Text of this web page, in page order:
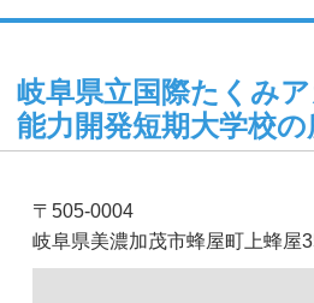
岐阜県立国際たくみ
能力開発短期大学校の
〒505-0004
岐阜県美濃加茂市蜂屋町上蜂屋